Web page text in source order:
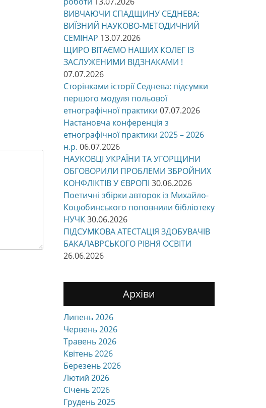
ВИВЧАЮЧИ СПАДЩИНУ СЕДНЕВА:
ВИЇЗНИЙ НАУКОВО-МЕТОДИЧНИЙ
СЕМІНАР 13.07.2026
ЩИРО ВІТАЄМО НАШИХ КОЛЕГ ІЗ
ЗАСЛУЖЕНИМИ ВІДЗНАКАМИ !
07.07.2026
Сторінками історії Седнева: підсумки
першого модуля польової
етнографічної практики 07.07.2026
Настановча конференція з
етнографічної практики 2025 – 2026
н.р. 06.07.2026
НАУКОВЦІ УКРАЇНИ ТА УГОРЩИНИ
ОБГОВОРИЛИ ПРОБЛЕМИ ЗБРОЙНИХ
КОНФЛІКТІВ У ЄВРОПІ 30.06.2026
Поетичні збірки авторок із Михайло-
Коцюбинського поповнили бібліотеку
НУЧК30.06.2026
ПІДСУМКОВА АТЕСТАЦІЯ ЗДОБУВАЧІВ
БАКАЛАВРСЬКОГО РІВНЯ ОСВІТИ
26.06.2026
Архіви
Липень 2026
Червень 2026
Травень 2026
Квітень 2026
Березень 2026
Лютий 2026
Січень 2026
Грудень 2025